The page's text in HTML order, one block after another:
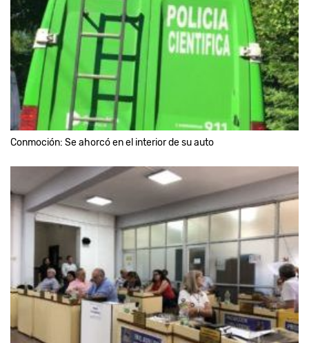
Conmoción: Se ahorcó en el interior de su auto